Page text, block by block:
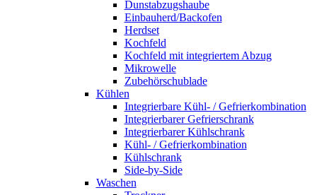
Dunstabzugshaube
Einbauherd/Backofen
Herdset
Kochfeld
Kochfeld mit integriertem Abzug
Mikrowelle
Zubehörschublade
Kühlen
Integrierbare Kühl- / Gefrierkombination
Integrierbarer Gefrierschrank
Integrierbarer Kühlschrank
Kühl- / Gefrierkombination
Kühlschrank
Side-by-Side
Waschen